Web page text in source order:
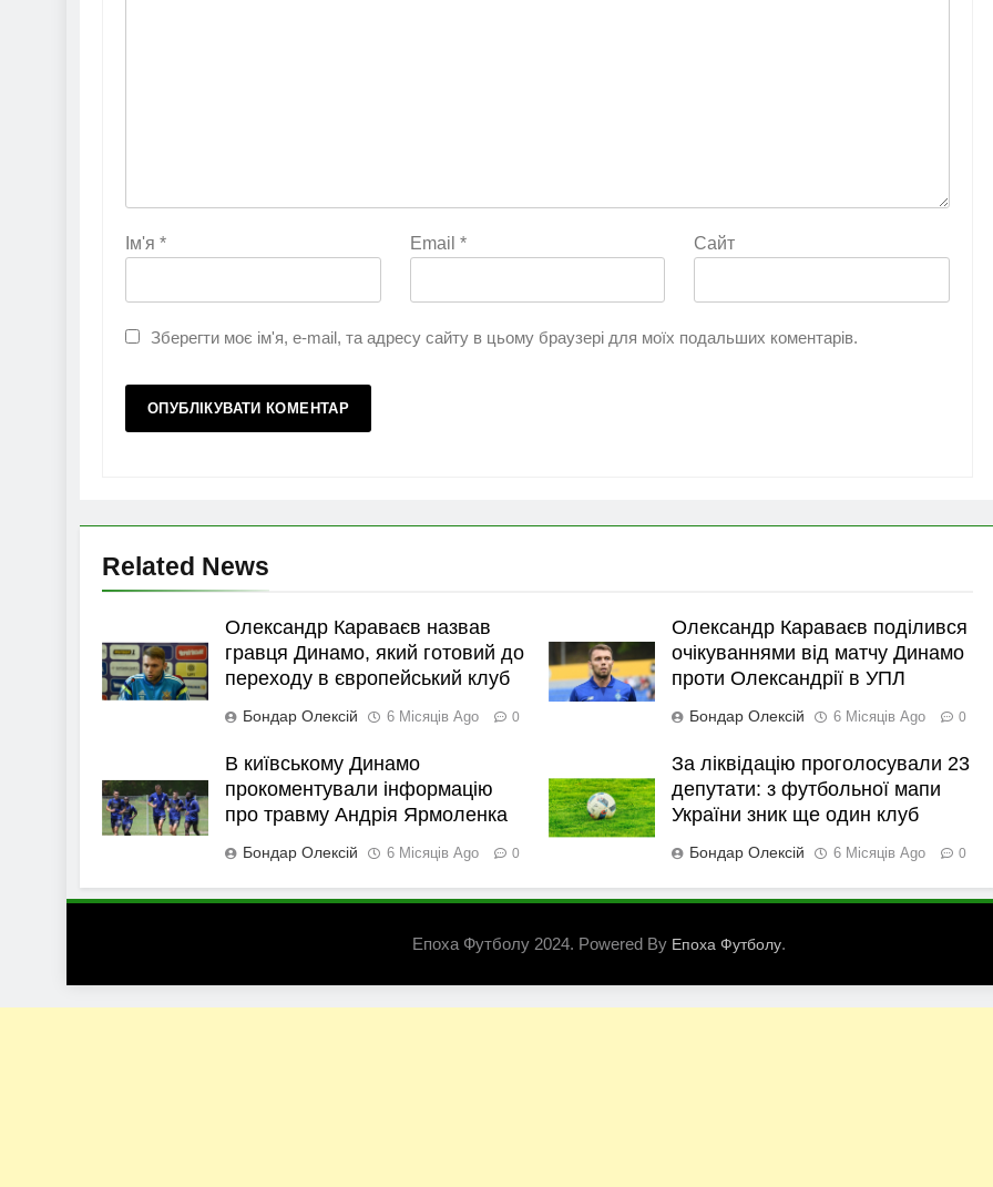
Ім'я * Email * Сайт
Зберегти моє ім'я, e-mail, та адресу сайту в цьому браузері для моїх подальших коментарів.
Related News
Олександр Караваєв назвав
гравця Динамо, який готовий до
переходу в європейський клуб
Бондар Олексій 6 Місяців Ago 0
Олександр Караваєв поділився
очікуваннями від матчу Динамо
проти Олександрії в УПЛ
Бондар Олексій 6 Місяців Ago 0
В київському Динамо
прокоментували інформацію
про травму Андрія Ярмоленка
Бондар Олексій 6 Місяців Ago 0
За ліквідацію проголосували 23
депутати: з футбольної мапи
України зник ще один клуб
Бондар Олексій 6 Місяців Ago 0
Епоха Футболу 2024. Powered By Епоха Футболу.